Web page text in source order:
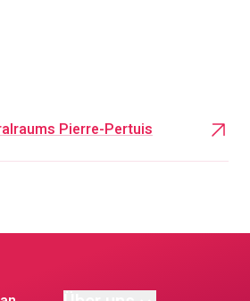
Pierre-Pertuis